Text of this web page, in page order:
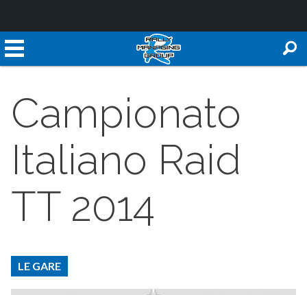
Campionato
Italiano Raid
TT 2014
LE GARE